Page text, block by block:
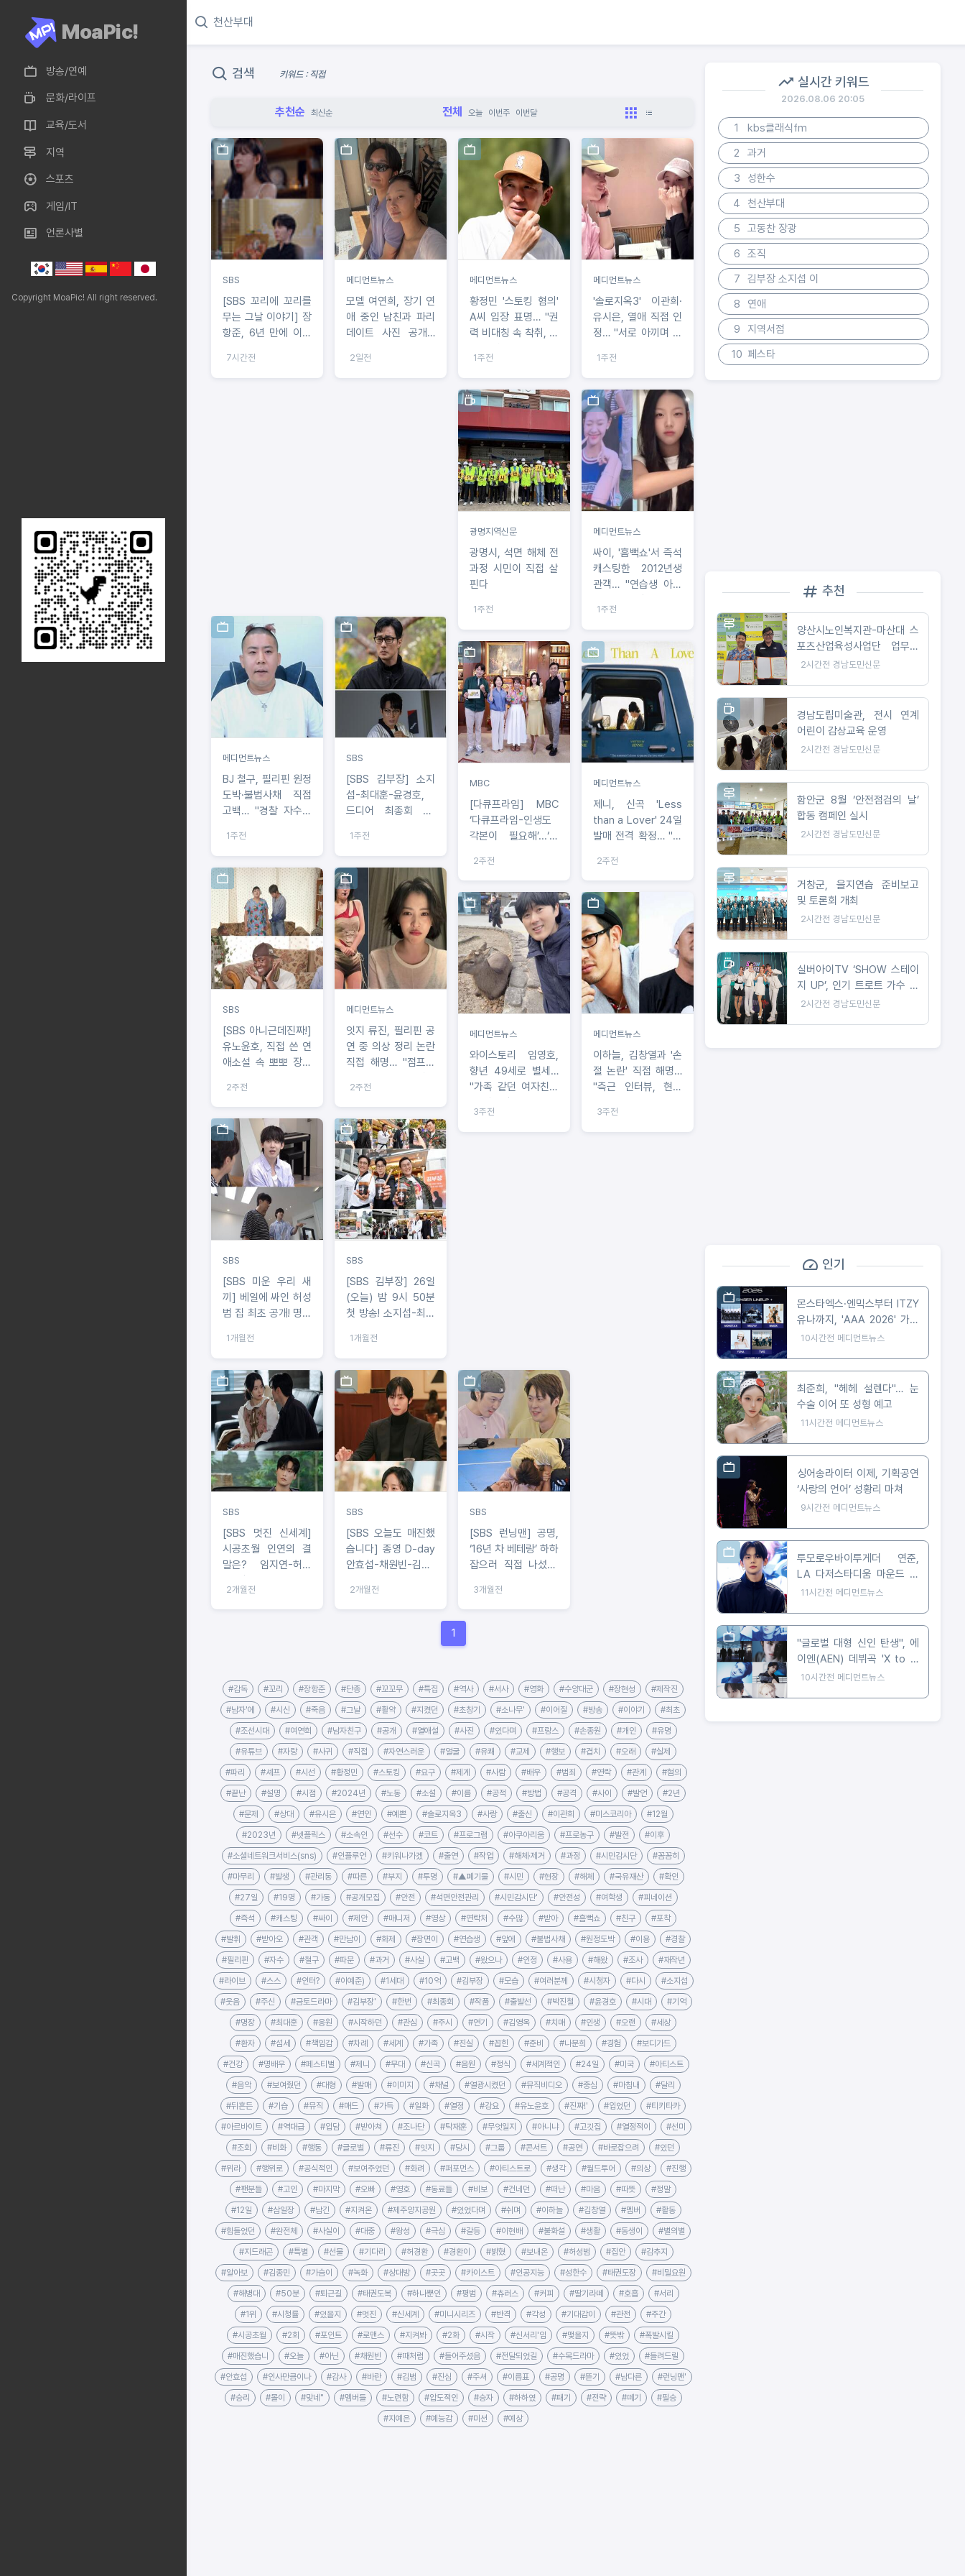
MoaPic!
방송/연예
문화/라이프
교육/도서
지역
스포츠
게임/IT
언론사별
Copyright MoaPic! All right reserved.
검색 키워드 : 직접
추천순 최신순 전체 오늘 이번주 이번달
SBS
[SBS 꼬리에 꼬리를
무는 그날 이야기] 장
항준, 6년 만에 이야
감독이 직접 들려주
는 '단종 이야기'
7시간전
메디먼트뉴스
모델 여연희, 장기 연
애 중인 남친과 파리
데이트 사진 공개…
은 직접 일축
2일전
메디먼트뉴스
황정민 '스토킹 혐의'
A씨 입장 표명… "권
력 비대칭 속 착취, 직
1주전
메디먼트뉴스
'솔로지옥3' 이관희·
유시은, 열애 직접 인
정… "서로 아끼며 예
1주전
광명지역신문
광명시, 석면 해체 전
과정 시민이 직접 살
핀다
1주전
메디먼트뉴스
싸이, '흠뻑쇼'서 즉석
캐스팅한 2012년생
관객… "연습생 아닌
해명
1주전
메디먼트뉴스
BJ 철구, 필리핀 원정
도박·불법사채 직접
고백… "경찰 자수해
1주전
SBS
[SBS 김부장] 소지
섭-최대훈-윤경호,
드디어 최종회 D-
씨’들의 이야기 마침
표 찍는다! 종영 소감
&직접 뽑은 명장면
공개!
1주전
MBC
[다큐프라임] MBC
‘다큐프라임-인생도
각본이 필요해’...‘치
옥 “요양원에서 직접
환자들을 관찰했다”
2주전
메디먼트뉴스
제니, 신곡 'Less
than a Lover' 24일
발매 전격 확정… "글
라이너 무대서 검증
된 감성 서머송, 직접
프로덕션 참여까지"
2주전
SBS
[SBS 아니근데진짜!]
유노윤호, 직접 쓴 연
애소설 속 뽀뽀 장면
야?” 의혹! 과연 진실
은?
2주전
메디먼트뉴스
잇지 류진, 필리핀 공
연 중 의상 정리 논란
직접 해명… "점프슈
통증, 무대 위 행동 신
중하지 못해 팬들께
죄송"
2주전
메디먼트뉴스
와이스토리 임영호,
향년 49세로 별세…
"가족 같던 여자친구
다음 생엔 더 빨리 만
나 사랑하자 오열"
3주전
메디먼트뉴스
이하늘, 김창열과 '손
절 논란' 직접 해명…
"측근 인터뷰, 현재
각자의 환경 응원"
3주전
SBS
[SBS 미운 우리 새
끼] 베일에 싸인 허성
범 집 최초 공개! 명품
받은 선물까지?!
1개월전
SBS
[SBS 김부장] 26일
(오늘) 밤 9시 50분
첫 방송! 소지섭-최대
츄러스까지 직접 건
넨 ‘역조공 팬서비
스’로 첫방 사수 독려!
1개월전
SBS
[SBS 멋진 신세계]
시공초월 인연의 결
말은? 임지연-허남
힌 마지막 관전포인
트!
2개월전
SBS
[SBS 오늘도 매진했
습니다] 종영 D-day
안효섭-채원빈-김범,
는 마지막 인사!
2개월전
SBS
[SBS 런닝맨] 공명,
‘16년 차 베테랑’ 하하
잡으러 직접 나섰다!
장 뜨거운 명승부 예
고
3개월전
1
#감독 #꼬리 #장항준 #단종 #꼬꼬무 #특집 #역사 #서사 #영화 #수양대군 #장현성 #제작진
#남자'에 #시신 #죽음 #그날 #활약 #지켰던 #초창기 #소나무' #이어질 #방송 #이야기 #최초
#조선시대 #여연희 #남자친구 #공개 #열애설 #사진 #있다며 #프랑스 #손종원 #개인 #유명
#유튜브 #자랑 #사귀 #직접 #자연스러운 #얼굴 #유쾌 #교제 #행보 #겹치 #오래 #실제
#파리 #셰프 #시선 #황정민 #스토킹 #요구 #제게 #사람 #배우 #범죄 #연락 #관계 #혐의
#끝난 #설명 #시점 #2024년 #노동 #소설 #이름 #공적 #방법 #공격 #사이 #발언 #2년
#문제 #상대 #유시은 #연인 #예쁜 #솔로지옥3 #사랑 #출신 #이관희 #미스코리아 #12월
#2023년 #넷플릭스 #소속인 #선수 #코트 #프로그램 #아쿠아리움 #프로농구 #발전 #이후
#소셜네트워크서비스(sns) #인플루언 #키워나가겠 #출연 #작업 #해체·제거 #과정 #시민감시단 #꼼꼼히
#마무리 #발생 #관리동 #따른 #부지 #투명 #▲폐기물 #시민 #현장 #해체 #국유재산 #확인
#27일 #19명 #가동 #공개모집 #안전 #석면안전관리 #시민감시단' #안전성 #여학생 #피네이션
#즉석 #캐스팅 #싸이 #제안 #매니저 #영상 #연락처 #수많 #받아 #흠뻑쇼 #친구 #포착
#발휘 #받아오 #관객 #만남이 #화제 #장면이 #연습생 #앞에 #불법사채 #원정도박 #이용 #경찰
#필리핀 #자수 #철구 #파문 #과거 #사실 #고백 #왔으나 #인정 #사용 #해왔 #조사 #재작년
#라이브 #스스 #인터? #이예준) #1세대 #10억 #김부장 #모습 #여러분께 #시청자 #다시 #소지섭
#웃음 #주신 #금토드라마 #김부장' #한번 #최종회 #작품 #출발선 #박진철 #윤경호 #시대 #기억
#명장 #최대훈 #응원 #시작하던 #관심 #주시 #연기 #김영옥 #치매 #인생 #오랜 #세상
#환자 #섬세 #책임감 #차례 #세계 #가족 #진실 #꼽힌 #준비 #나문희 #경험 #보디가드
#건강 #명배우 #페스티벌 #제니 #무대 #신곡 #음원 #정식 #세계적인 #24일 #미국 #아티스트
#음악 #보여줬던 #대형 #발매 #이미지 #채널 #열광시켰던 #뮤직비디오 #중심 #마침내 #달리
#뒤흔든 #기습 #뮤직 #매드 #가득 #일화 #열정 #강요 #유노윤호 #진짜!' #입었던 #티키타카
#아르바이트 #역대급 #입담 #받아쳐 #조나단 #탁재훈 #무엇일지 #아니냐 #고깃집 #열정적이 #선미
#조회 #비화 #행동 #글로벌 #류진 #잇지 #당시 #그룹 #콘서트 #공연 #바로잡으려 #있던
#위라 #행위로 #공식적인 #보여주었던 #화려 #퍼포먼스 #아티스트로 #생각 #월드투어 #의상 #진행
#팬분들 #고인 #마지막 #오빠 #영호 #동료들 #비보 #건네던 #떠난 #마음 #따뜻 #정말
#12일 #삼일장 #남긴 #지켜온 #제주양지공원 #있었다며 #쉬며 #이하늘 #김창열 #멤버 #활동
#힘들었던 #완전체 #사실이 #대중 #왕성 #극심 #갈등 #이현배 #불화설 #생활 #동생이 #별의별
#지드래곤 #특별 #선물 #기다리 #허경환 #경환이 #밝혔 #보내온 #허성범 #집안 #감추지
#알아보 #김종민 #가슴이 #녹화 #상대방 #곳곳 #카이스트 #인공지능 #성한수 #태권도장 #비밀요원
#해병대 #50분 #퇴근길 #태권도복 #하나뿐인 #평범 #츄러스 #커피 #딸기라떼 #호흡 #서리
#1위 #시청률 #있을지 #멋진 #신세계 #미니시리즈 #반격 #각성 #기대감이 #관전 #주간
#시공초월 #2회 #포인트 #로맨스 #지켜봐 #2화 #시작 #신서리'임 #맺을지 #뜻밖 #폭발시킬
#매진했습니 #오늘 #아닌 #채원빈 #때처럼 #들어주셨음 #전달되었길 #수목드라마 #있었 #들려드릴
#안효섭 #인사만큼이나 #감사 #바란 #김범 #진심 #주셔 #이름표 #공명 #뜯기 #남다른 #런닝맨'
#승리 #몰이 #맞네" #멤버들 #노련함 #압도적인 #승자 #하하였 #패기 #전략 #떼기 #필승
#지예은 #예능감 #미션 #예상
실시간 키워드
2026.08.06 20:05
1
kbs클래식fm
2
과거
3
성한수
4
천산부대
5
고동찬 장광
6
조직
7
김부장 소지섭 이
8
연애
9
지역서점
10 페스타
추천
양산시노인복지관-마산대 스
포츠산업육성사업단 업무협
약 체결
2시간전 경남도민신문
경남도립미술관, 전시 연계
어린이 감상교육 운영
2시간전 경남도민신문
함안군 8월 ‘안전점검의 날’
합동 캠페인 실시
2시간전 경남도민신문
거창군, 을지연습 준비보고
및 토론회 개최
2시간전 경남도민신문
실버아이TV ‘SHOW 스테이
지 UP’, 인기 트로트 가수 총
출동
2시간전 경남도민신문
인기
몬스타엑스·엔믹스부터 ITZY
유나까지, 'AAA 2026' 가오
슝 출격 확정
10시간전 메디먼트뉴스
최준희, "헤헤 설렌다"… 눈
수술 이어 또 성형 예고
11시간전 메디먼트뉴스
싱어송라이터 이제, 기획공연
‘사랑의 언어’ 성황리 마쳐
9시간전 메디먼트뉴스
투모로우바이투게더 연준,
LA 다저스타디움 마운드 선
다… 시구부터 무대까지
11시간전 메디먼트뉴스
"글로벌 대형 신인 탄생", 에
이엔(AEN) 데뷔곡 'X to Z'
첫 티저 공개
10시간전 메디먼트뉴스